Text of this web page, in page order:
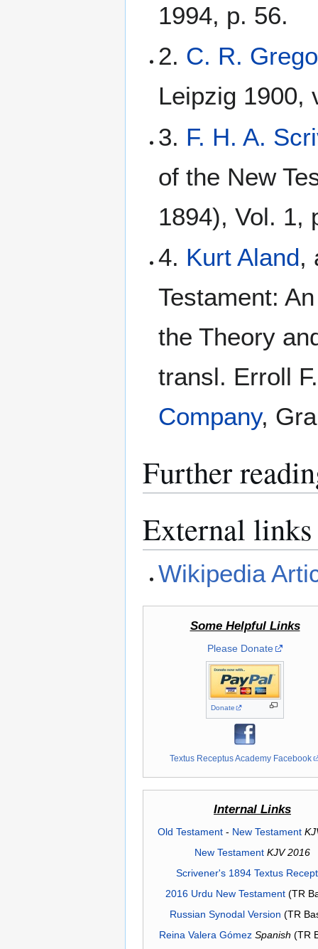
1994, p. 56.
2. C. R.
Leipzig 1900,
3. F. H. A.
of the New
1894), Vol. 1,
4. Kurt Aland,
Testament:
the Theory
transl. Erroll
Company,
Further
External links
Wikipedia
Some Helpful Links
Please Donate
Donate
Textus Receptus Academy Facebook
Internal Links
Old Testament- New Testament
New Testament KJV 2016
Scrivener's 1894 Textus
2016 Urdu New Testament(TR
Russian Synodal Version (TR
Reina Valera Gómez Spanish (TR